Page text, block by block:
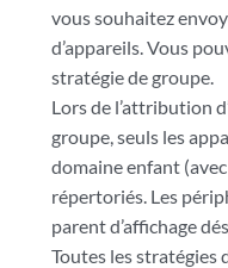
vous souhaitez
d’appareils. Vous
stratégie de groupe.
Lors de l’attribution
groupe, seuls les
domaine enfant
répertoriés. Les
parent d’affichage
Toutes les stratégies